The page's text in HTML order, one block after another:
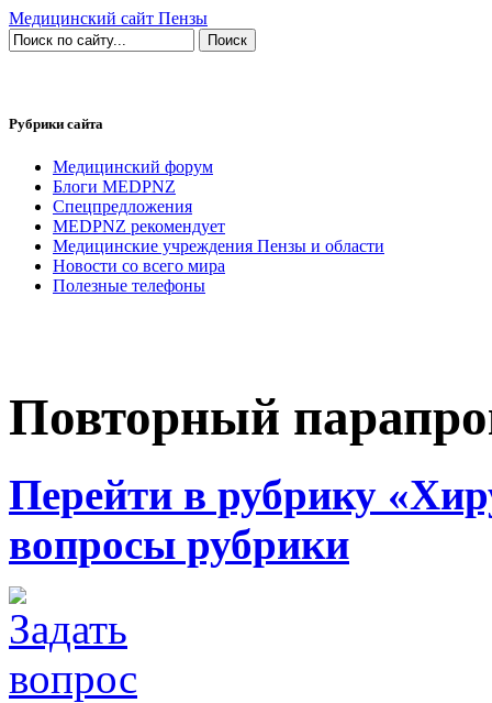
Медицинский сайт Пензы
Рубрики сайта
Медицинский форум
Блоги MEDPNZ
Спецпредложения
MEDPNZ рекомендует
Медицинские учреждения Пензы и области
Новости со всего мира
Полезные телефоны
Повторный
Перейти в рубрику
вопросы рубрики